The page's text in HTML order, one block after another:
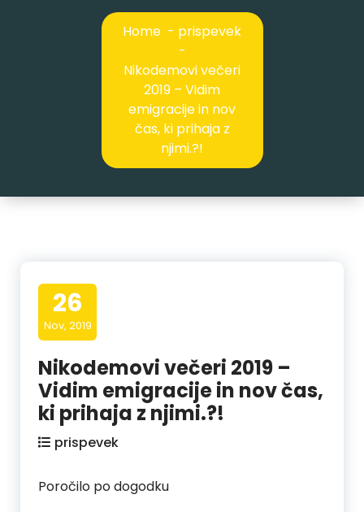
Home - prispevek
-
Nikodemovi večeri
2019 – Vidim
emigracije in nov
čas, ki prihaja z
njimi.?!
26
Nov, 2019
Nikodemovi večeri 2019 –
Vidim emigracije in nov čas,
ki prihaja z njimi.?!
prispevek
Poročilo po dogodku